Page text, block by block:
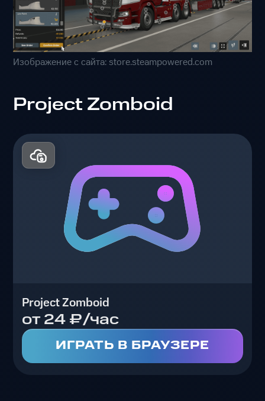
Изображение с сайта: store.steampowered.com
Project Zomboid
Project Zomboid
от 24 ₽/час
ИГРАТЬ В БРАУЗЕРЕ